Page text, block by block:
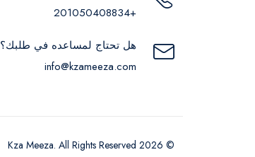
+201050408834
هل تحتاج لمساعده في طلبك؟
info@kzameeza.com
© 2026 Kza Meeza. All Rights Reserved